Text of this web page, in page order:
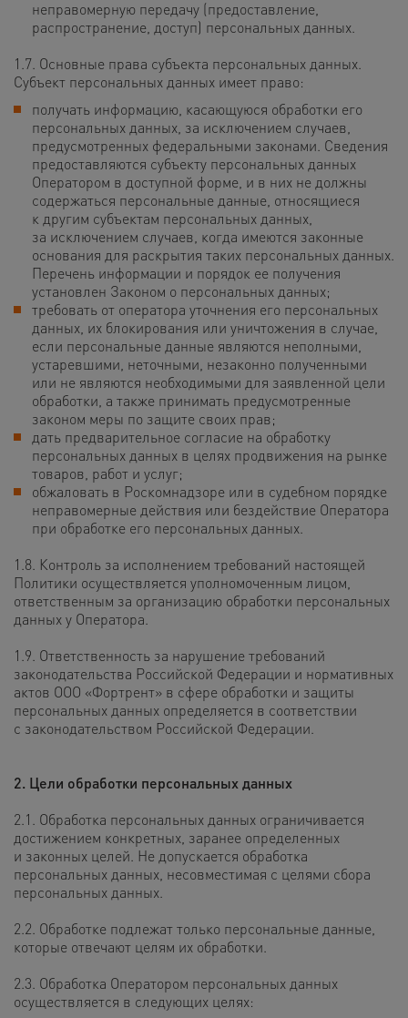
неправомерную передачу (предоставление,
распространение, доступ) персональных данных.
1.7. Основные права субъекта персональных данных.
Субъект персональных данных имеет право:
получать информацию, касающуюся обработки его
персональных данных, за исключением случаев,
предусмотренных федеральными законами. Сведения
предоставляются субъекту персональных данных
Оператором в доступной форме, и в них не должны
содержаться персональные данные, относящиеся
к другим субъектам персональных данных,
за исключением случаев, когда имеются законные
основания для раскрытия таких персональных данных.
Перечень информации и порядок ее получения
установлен Законом о персональных данных;
требовать от оператора уточнения его персональных
данных, их блокирования или уничтожения в случае,
если персональные данные являются неполными,
устаревшими, неточными, незаконно полученными
или не являются необходимыми для заявленной цели
обработки, а также принимать предусмотренные
законом меры по защите своих прав;
дать предварительное согласие на обработку
персональных данных в целях продвижения на рынке
товаров, работ и услуг;
обжаловать в Роскомнадзоре или в судебном порядке
неправомерные действия или бездействие Оператора
при обработке его персональных данных.
1.8. Контроль за исполнением требований настоящей
Политики осуществляется уполномоченным лицом,
ответственным за организацию обработки персональных
данных у Оператора.
1.9. Ответственность за нарушение требований
законодательства Российской Федерации и нормативных
актов ООО «Фортрент» в сфере обработки и защиты
персональных данных определяется в соответствии
с законодательством Российской Федерации.
2. Цели обработки персональных данных
2.1. Обработка персональных данных ограничивается
достижением конкретных, заранее определенных
и законных целей. Не допускается обработка
персональных данных, несовместимая с целями сбора
персональных данных.
2.2. Обработке подлежат только персональные данные,
которые отвечают целям их обработки.
2.3. Обработка Оператором персональных данных
осуществляется в следующих целях: